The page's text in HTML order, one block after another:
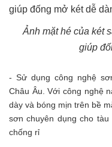
Ảnh mặt hé của két
giúp
- Sử dụng công nghệ
Châu Âu. Với công nghệ
dày và bóng mịn trên bề
sơn chuyên dụng cho
chống rỉ